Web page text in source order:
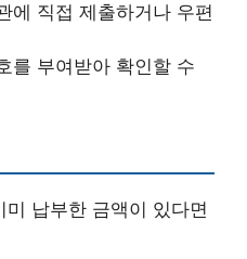
에 직접 제출하거나 우편
를 부여받아 확인할 수
납부한 금액이 있다면